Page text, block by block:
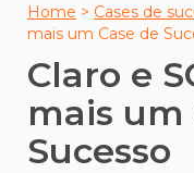
Home > Cases de
mais um Case de
Claro e
mais um
Sucesso